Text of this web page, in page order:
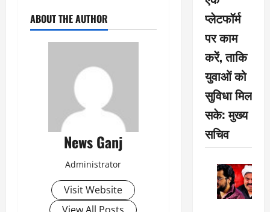
ABOUT THE AUTHOR
News Ganj
Administrator
Visit Website
प्लेटफॉर्म
पर काम
करें, ताकि
युवाओं को
सुविधा मिल
सके: मुख्य
सचिव